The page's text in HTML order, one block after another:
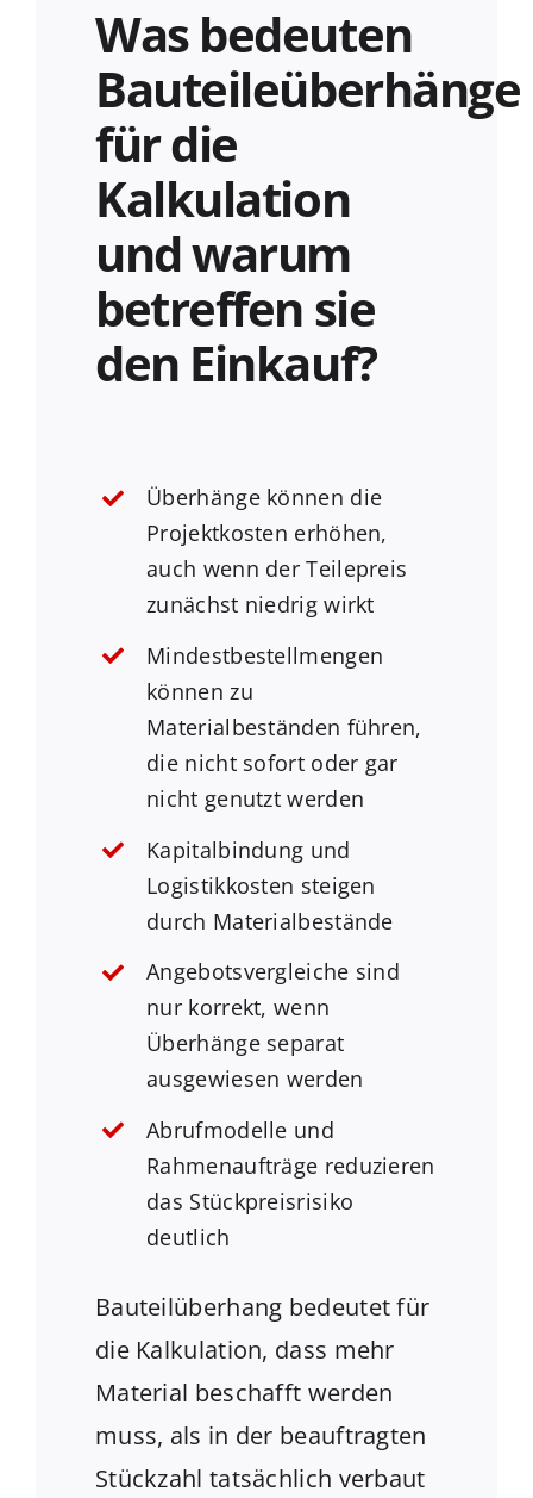
Was bedeuten
Bauteileüberhänge
für die
Kalkulation
und warum
betreffen sie
den Einkauf?
Überhänge können die
Projektkosten erhöhen,
auch wenn der Teilepreis
zunächst niedrig wirkt
Mindestbestellmengen
können zu
Materialbeständen führen,
die nicht sofort oder gar
nicht genutzt werden
Kapitalbindung und
Logistikkosten steigen
durch Materialbestände
Angebotsvergleiche sind
nur korrekt, wenn
Überhänge separat
ausgewiesen werden
Abrufmodelle und
Rahmenaufträge reduzieren
das Stückpreisrisiko
deutlich
Bauteilüberhang bedeutet für
die Kalkulation, dass mehr
Material beschafft werden
muss, als in der beauftragten
Stückzahl tatsächlich verbaut